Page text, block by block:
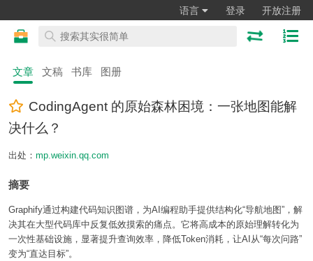
语言 登录 开放注册
文章 文稿 书库 图册
CodingAgent 的原始森林困境：一张地图能解
决什么？
出处： mp.weixin.qq.com
摘要
Graphify通过构建代码知识图谱，为AI编程助手提供结构化“导航地图”，解
决其在大型代码库中反复低效摸索的痛点。它将高成本的原始理解转化为
一次性基础设施，显著提升查询效率，降低Token消耗，让AI从“每次问路”
变为“直达目标”。